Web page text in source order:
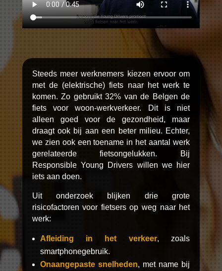
Steeds meer werknemers kiezen ervoor om
met de (elektrische) fiets naar het werk te
komen. Zo gebruikt 32% van de Belgen de
fiets voor woon-werkverkeer. Dit is niet
alleen goed voor de gezondheid, maar
draagt ook bij aan een beter milieu. Echter,
we zien ook een toename in het aantal werk
gerelateerde fietsongelukken. Bij
Responsible Young Drivers willen we hier
iets aan doen.
Uit onderzoek blijken drie grote
risicofactoren voor fietsers op weg naar het
werk:
Afleiding in het verkeer, zoals
smartphonegebruik.
Onaangepaste snelheden, met name bij